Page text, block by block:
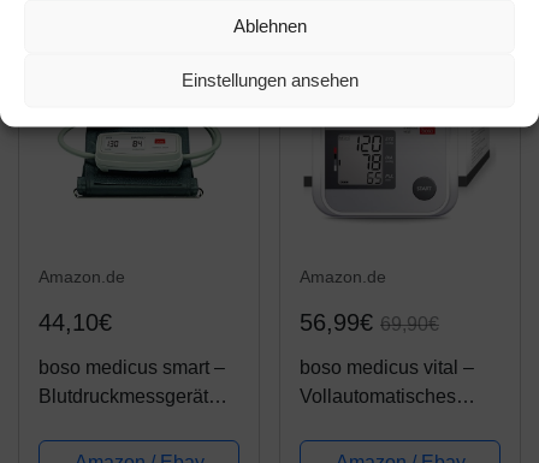
Ablehnen
Einstellungen ansehen
Amazon.de
44,10€
boso medicus smart –
Blutdruckmessgerät
mit Memomatic,
Amazon.de
56,99€ 69,90€
boso medicus vital –
Vollautomatisches
Blutdruckmessgerät mit